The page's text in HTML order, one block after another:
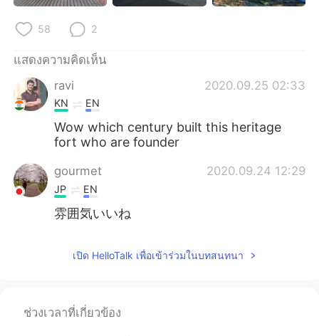
58 2
แสดงความคิดเห็น
ravi
2020.09.25 02:33
KN EN
Wow which century built this heritage
fort who are founder
gourmet 2020.09.24 12:29
JP EN
雰囲気いいね
เปิด HelloTalk เพื่อเข้าร่วมในบทสนทนา
ช่วงเวลาที่เกี่ยวข้อง